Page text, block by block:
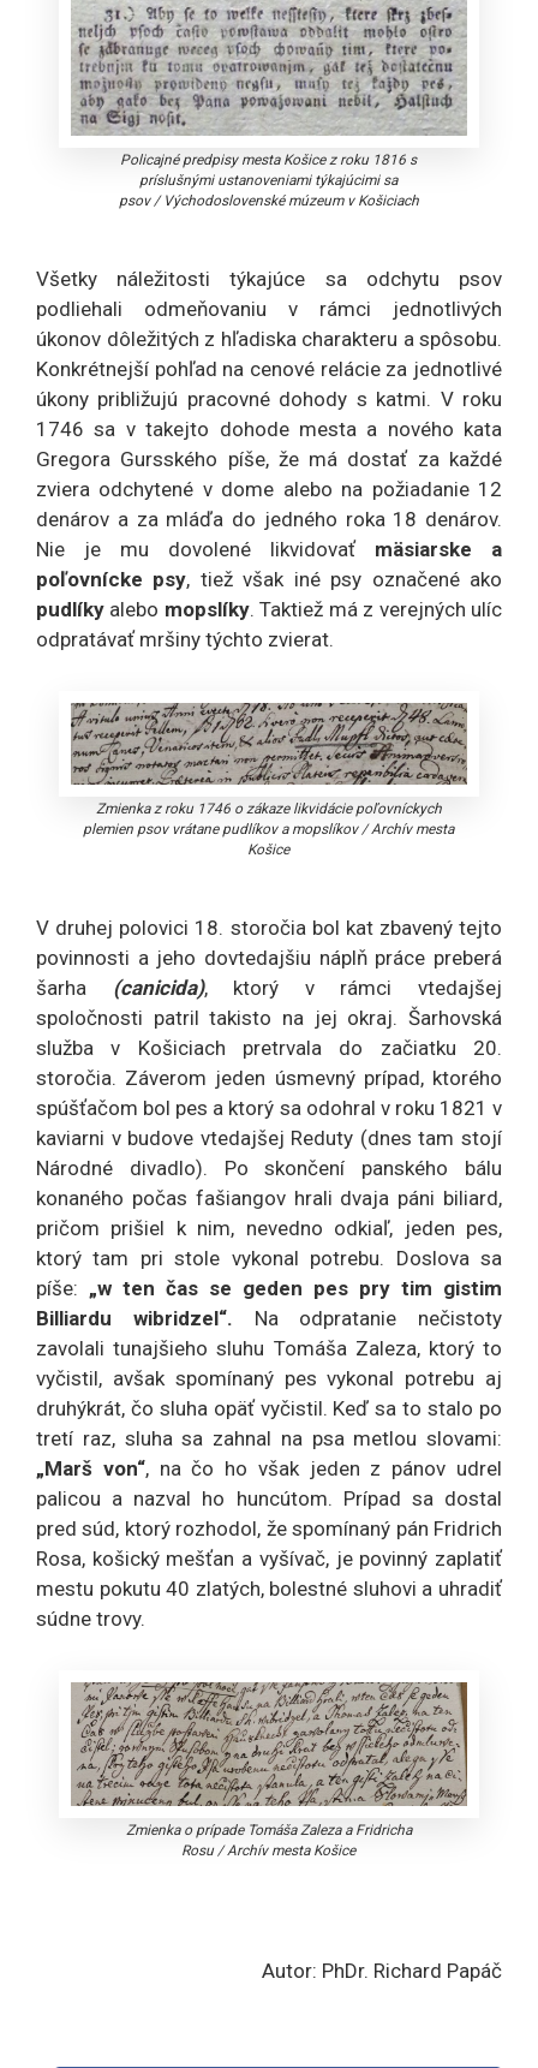
Policajné predpisy mesta Košice z roku 1816 s
príslušnými ustanoveniami týkajúcimi sa
psov/ Východoslovenské múzeum v Košiciach
Všetky náležitosti týkajúce sa odchytu psov
podliehali odmeňovaniu v rámci jednotlivých
úkonov dôležitých z hľadiska charakteru a spôsobu.
Konkrétnejší pohľad na cenové relácie za jednotlivé
úkony približujú pracovné dohody s katmi. V roku
1746 sa v takejto dohode mesta a nového kata
Gregora Gursského píše, že má dostať za každé
zviera odchytené v dome alebo na požiadanie 12
denárov a za mláďa do jedného roka 18 denárov.
Nie je mu dovolené likvidovať mäsiarske a
poľovnícke psy, tiež však iné psy označené ako
pudlíky alebo mopslíky. Taktiež má z verejných ulíc
odpratávať mršiny týchto zvierat.
Zmienka z roku 1746 o zákaze likvidácie poľovníckych
plemien psov vrátane pudlíkov a mopslíkov/Archív mesta
Košice
V druhej polovici 18. storočia bol kat zbavený tejto
povinnosti a jeho dovtedajšiu náplň práce preberá
šarha (canicida), ktorý v rámci vtedajšej
spoločnosti patril takisto na jej okraj. Šarhovská
služba v Košiciach pretrvala do začiatku 20.
storočia. Záverom jeden úsmevný prípad, ktorého
spúšťačom bol pes a ktorý sa odohral v roku 1821 v
kaviarni v budove vtedajšej Reduty (dnes tam stojí
Národné divadlo). Po skončení panského bálu
konaného počas fašiangov hrali dvaja páni biliard,
pričom prišiel k nim, nevedno odkiaľ, jeden pes,
ktorý tam pri stole vykonal potrebu. Doslova sa
píše: „w ten čas se geden pes pry tim gistim
Billiardu wibridzel“. Na odpratanie nečistoty
zavolali tunajšieho sluhu Tomáša Zaleza, ktorý to
vyčistil, avšak spomínaný pes vykonal potrebu aj
druhýkrát, čo sluha opäť vyčistil. Keď sa to stalo po
tretí raz, sluha sa zahnal na psa metlou slovami:
„Marš von“, na čo ho však jeden z pánov udrel
palicou a nazval ho huncútom. Prípad sa dostal
pred súd, ktorý rozhodol, že spomínaný pán Fridrich
Rosa, košický mešťan a vyšívač, je povinný zaplatiť
mestu pokutu 40 zlatých, bolestné sluhovi a uhradiť
súdne trovy.
Zmienka o prípade Tomáša Zaleza a Fridricha
Rosu/Archív mesta Košice
Autor: PhDr. Richard Papáč